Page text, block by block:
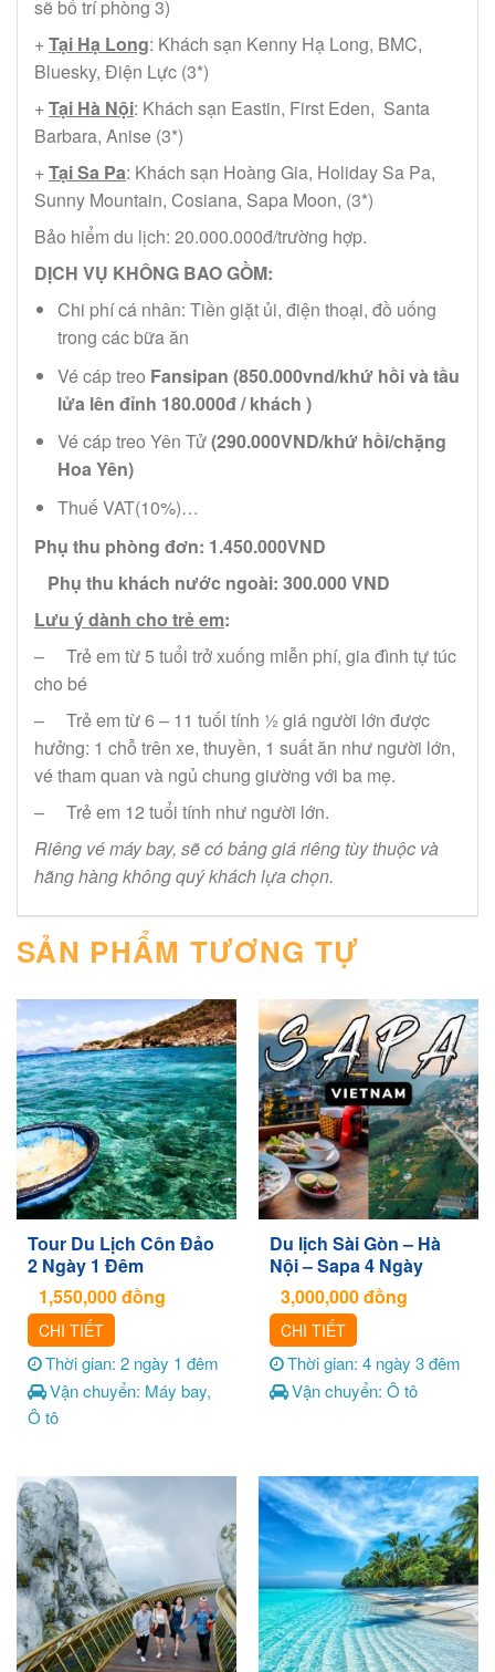
sẽ bố trí phòng 3)
+Tại Hạ Long: Khách sạn Kenny Hạ Long, BMC,
Bluesky, Điện Lực (3*)
+Tại Hà Nội: Khách sạn Eastin, First Eden, Santa
Barbara, Anise (3*)
+Tại Sa Pa: Khách sạn Hoàng Gia, Holiday Sa Pa,
Sunny Mountain, Cosiana, Sapa Moon, (3*)
Bảo hiểm du lịch: 20.000.000đ/trường hợp.
DỊCH VỤ KHÔNG BAO GỒM:
Chi phí cá nhân: Tiền giặt ủi, điện thoại, đồ uống
trong các bữa ăn
Vé cáp treo Fansipan (850.000vnd/khứ hồi và tầu
lửa lên đỉnh 180.000đ / khách )
Vé cáp treo Yên Tử(290.000VND/khứ hồi/chặng
Hoa Yên)
Thuế VAT(10%)…
Phụ thu phòng đơn: 1.450.000VND
Phụ thu khách nước ngoài: 300.000 VND
Lưu ý dành cho trẻ em:
– Trẻ em từ 5 tuổi trở xuống miễn phí, gia đình tự túc
cho bé
– Trẻ em từ 6 – 11 tuối tính ½ giá người lớn được
hưởng: 1 chỗ trên xe, thuyền, 1 suất ăn như người lớn,
vé tham quan và ngủ chung giường với ba mẹ.
– Trẻ em 12 tuổi tính như người lớn.
Riêng vé máy bay, sẽ có bảng giá riêng tùy thuộc và
hãng hàng không quý khách lựa chọn.
SẢN PHẨM TƯƠNG TỰ
Tour Du Lịch Côn Đảo
2 Ngày 1 Đêm
1,550,000đồng
CHI TIẾT
Thời gian: 2 ngày 1 đêm
Vận chuyển: Máy bay,
Ô tô
Du lịch Sài Gòn – Hà
Nội – Sapa 4 Ngày
3,000,000đồng
CHI TIẾT
Thời gian: 4 ngày 3 đêm
Vận chuyển: Ô tô